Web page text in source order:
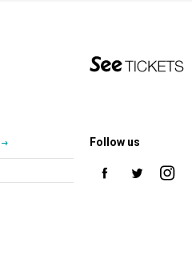
Follow us